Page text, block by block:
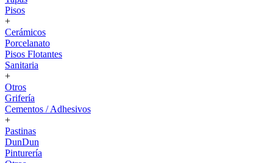
Pisos
+
Cerámicos
Porcelanato
Pisos Flotantes
Sanitaria
+
Otros
Grifería
Cementos / Adhesivos
+
Pastinas
DunDun
Pinturería